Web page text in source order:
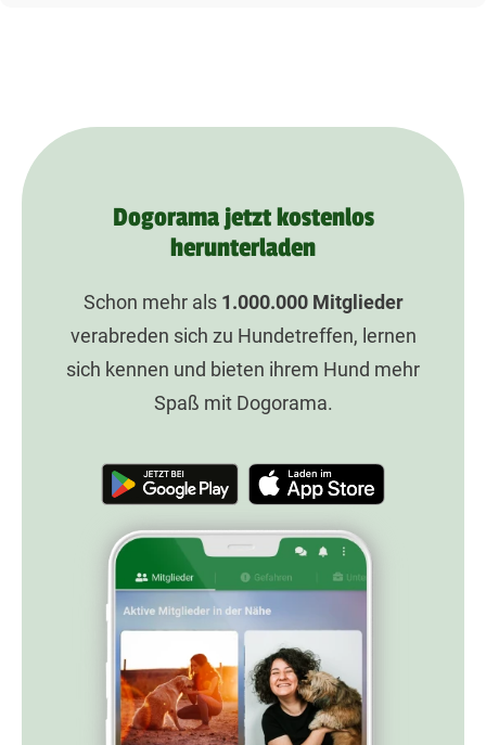
Dogorama jetzt kostenlos
herunterladen
Schon mehr als 1.000.000Mitglieder
verabreden sich zu Hundetreffen, lernen
sich kennen und bieten ihrem Hund mehr
Spaß mit Dogorama.